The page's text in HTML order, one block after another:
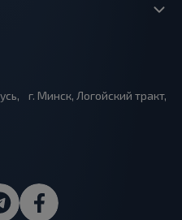
г. Минск, Логойский тракт,